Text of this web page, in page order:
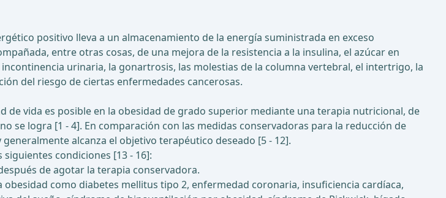
positivo lleva a un almacenamiento de la energía suministrada en exceso
entre otras cosas, de una mejora de la resistencia a la insulina, el azúcar en
urinaria, la gonartrosis, las molestias de la columna vertebral, el intertrigo, la
del riesgo de ciertas enfermedades cancerosas.
vida es posible en la obesidad de grado superior mediante una terapia nutricional, de
se logra [1 - 4]. En comparación con las medidas conservadoras para la reducción de
alcanza el objetivo terapéutico deseado [5 - 12].
siguientes condiciones [13 - 16]:
de agotar la terapia conservadora.
como diabetes mellitus tipo 2, enfermedad coronaria, insuficiencia cardíaca,